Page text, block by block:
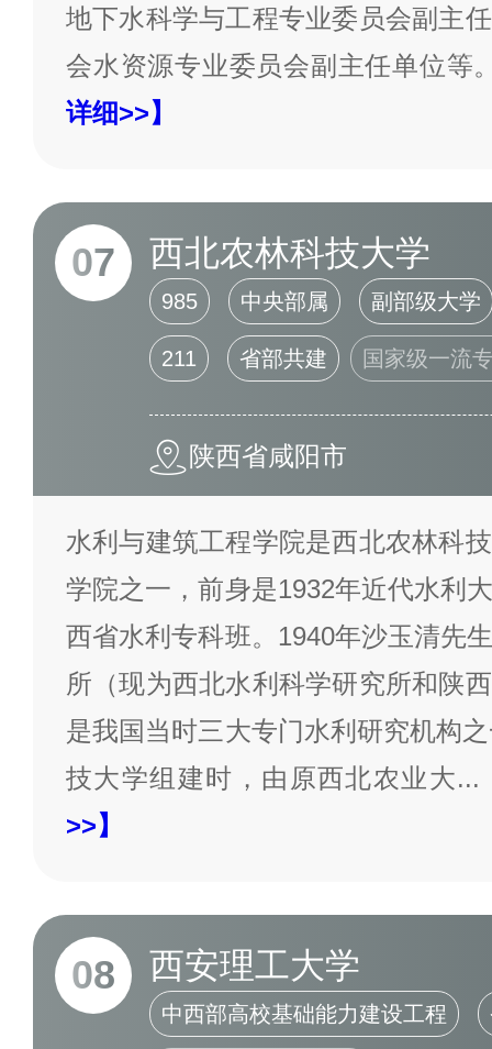
地下水科学与工程专业委员会副主
会水资源专业委员会副主任单位等
详细>>】
07 西北农林科技大学
985 中央部属 副部级大学
211 省部共建 国家级一流
陕西省咸阳市
水利与建筑工程学院是西北农林科
学院之一，前身是1932年近代水利
西省水利专科班。1940年沙玉清先
所（现为西北水利科学研究所和陕
是我国当时三大专门水利研究机构
技大学组建时，由原西北农业大...
>>】
08 西安理工大学
中西部高校基础能力建设工程